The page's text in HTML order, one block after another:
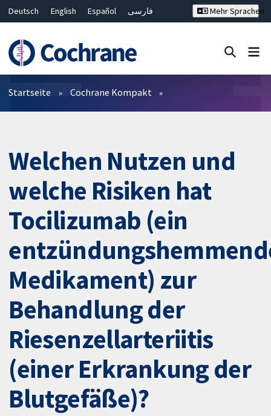
Deutsch English Español
فارسی
Bahasa Malaysia
ไทย
繁體中文
简体中文
Mehr Sprachen
Filter
Startseite Cochrane Kompakt
Welchen Nutzen und
welche Risiken hat
Tocilizumab (ein
Medikament) zur
Behandlung der
Riesenzellarteriitis
(einer Erkrankung der
Blutgefäße)?